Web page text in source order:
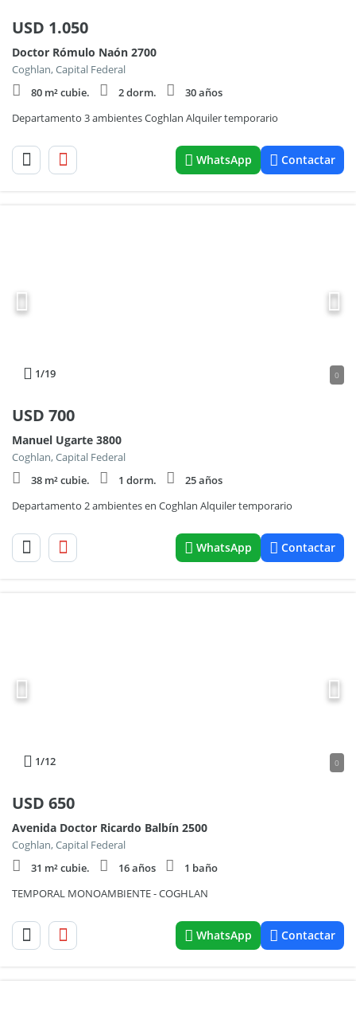
USD 1.050
Doctor Rómulo Naón 2700
Coghlan, Capital Federal
80 m² cubie.
2 dorm.
30 años
Departamento 3 ambientes Coghlan Alquiler temporario
WhatsApp Contactar
1/19 0
USD 700
Manuel Ugarte 3800
Coghlan, Capital Federal
38 m² cubie.
1 dorm.
25 años
Departamento 2 ambientes en Coghlan Alquiler temporario
WhatsApp Contactar
1/12 0
USD 650
Avenida Doctor Ricardo Balbín 2500
Coghlan, Capital Federal
31 m² cubie.
16 años
1 baño
TEMPORAL MONOAMBIENTE - COGHLAN
WhatsApp Contactar